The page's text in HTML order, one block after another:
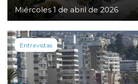
Miércoles 1 de abril de 2026
Entrevistas